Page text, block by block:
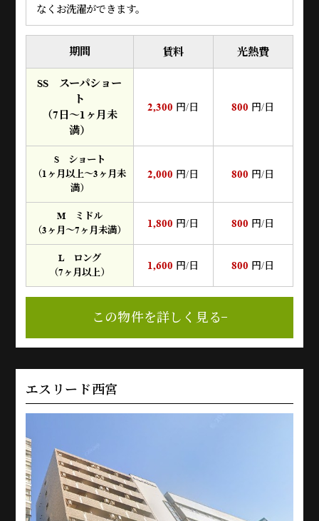
なくお洗濯ができます。
期間 賃料 光熱費
SS スーパショー
ト
（7日～1ヶ月未
満）
2,300 円/日 800 円/日
S ショート
（1ヶ月以上～3ヶ月未
満）
2,000 円/日 800 円/日
M ミドル
（3ヶ月～7ヶ月未満）
1,800 円/日 800 円/日
L ロング
（7ヶ月以上）
1,600 円/日 800 円/日
この物件を詳しく見る
エスリード西宮